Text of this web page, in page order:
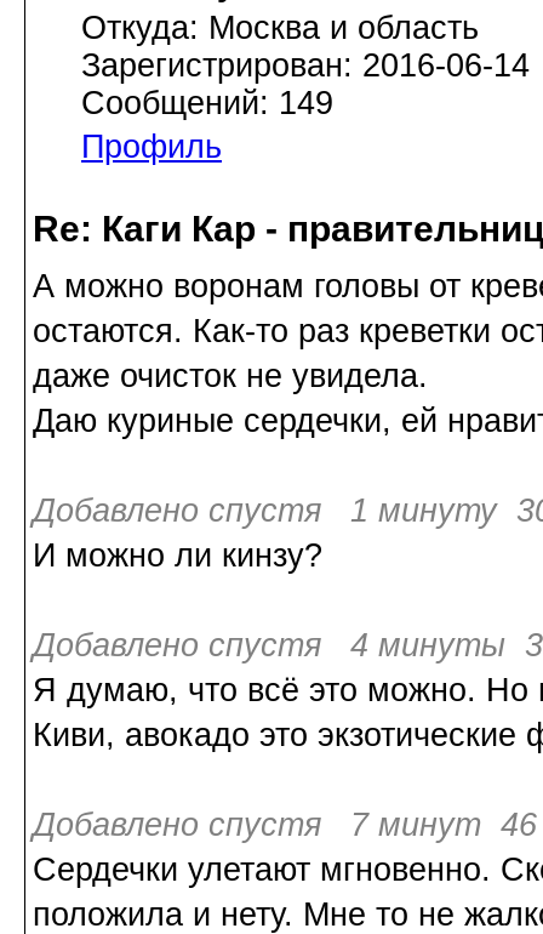
Откуда: Москва и область
Зарегистрирован: 2016-06-14
Сообщений: 149
Профиль
Re: Каги Кар -
А можно воронам головы от
остаются. Как-то раз креветки
даже очисток не увидела.
Даю куриные сердечки, ей
Добавлено спустя 1 минуту
И можно ли кинзу?
Добавлено спустя 4 минуты
Я думаю, что всё это можно. Но
Киви, авокадо это
Добавлено спустя 7 минут 46
Сердечки улетают мгновенно.
положила и нету. Мне то не